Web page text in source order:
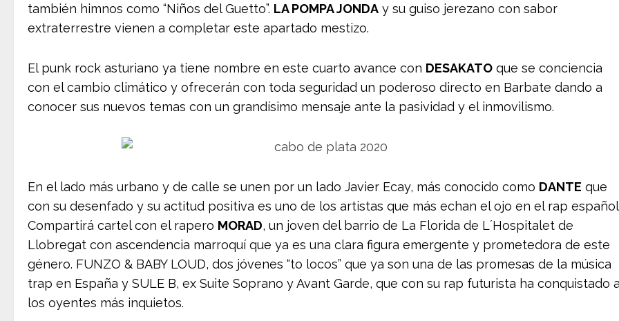
también himnos como “Niños del Guetto”. LA POMPA JONDA y su guiso jerezano con sabor
extraterrestre vienen a completar este apartado mestizo.
El punk rock asturiano ya tiene nombre en este cuarto avance con DESAKATO que se conciencia
con el cambio climático y ofrecerán con toda seguridad un poderoso directo en Barbate dando a
conocer sus nuevos temas con un grandísimo mensaje ante la pasividad y el inmovilismo.
En el lado más urbano y de calle se unen por un lado Javier Ecay, más conocido como DANTE que
con su desenfado y su actitud positiva es uno de los artistas que más echan el ojo en el rap
Compartirá cartel con el rapero MORAD, un joven del barrio de La Florida de L´Hospitalet de
Llobregat con ascendencia marroquí que ya es una clara figura emergente y prometedora de este
género. FUNZO & BABY LOUD, dos jóvenes “to locos” que ya son una de las promesas de la música
trap en España y SULE B, ex Suite Soprano y Avant Garde, que con su rap futurista ha conquistado
los oyentes más inquietos.